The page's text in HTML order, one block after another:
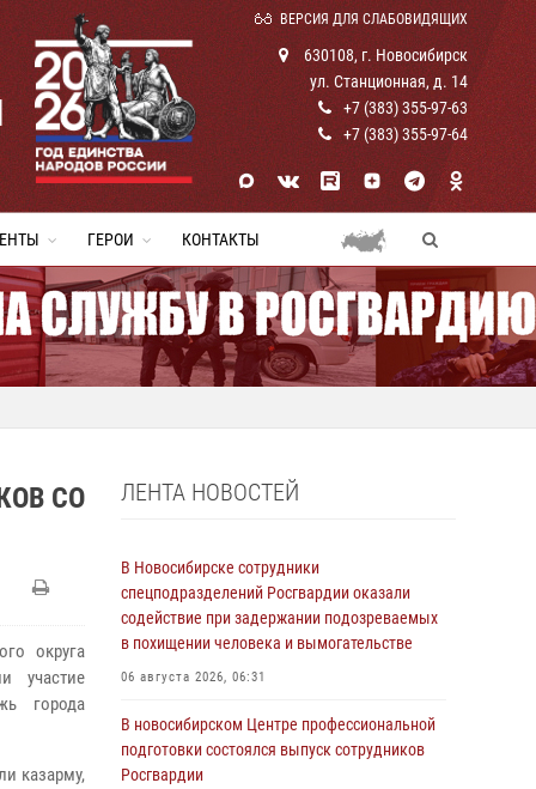
ВЕРСИЯ ДЛЯ СЛАБОВИДЯЩИХ
630108, г. Новосибирск
ул. Станционная, д. 14
+7 (383) 355-97-63
+7 (383) 355-97-64
ГЕРОИ КОНТАКТЫ
СО
округа
участие
города
казарму,
ЛЕНТА НОВОСТЕЙ
В Новосибирске сотрудники
спецподразделений Росгвардии оказали
содействие при задержании подозреваемых
в похищении человека и вымогательстве
06 августа 2026, 06:31
В новосибирском Центре профессиональной
подготовки состоялся выпуск сотрудников
Росгвардии